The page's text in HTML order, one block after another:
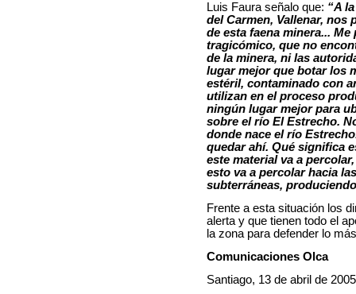
Luis Faura señalo que: “A
del Carmen, Vallenar, nos
de esta faena minera...
tragicómico, que no
de la minera, ni las
lugar mejor que botar los
estéril, contaminado con
utilizan en el proceso
ningún lugar mejor para
sobre el río El Estrecho.
donde nace el río
quedar ahí. Qué significa
este material va a
esto va a percolar hacia
subterráneas,
Frente a esta situación los
alerta y que tienen todo el
la zona para defender lo
Comunicaciones Olca
Santiago, 13 de abril de 2005